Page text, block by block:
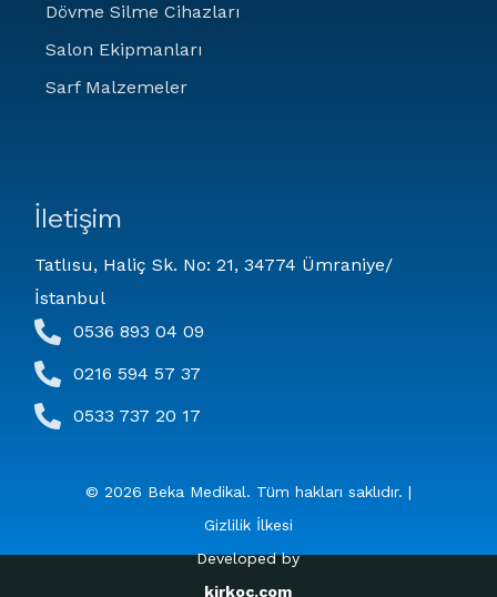
Dövme Silme Cihazları
Salon Ekipmanları
Sarf Malzemeler
İletişim
Tatlısu, Haliç Sk. No: 21, 34774 Ümraniye/
İstanbul
0536 893 04 09
0216 594 57 37
0533 737 20 17
© 2026 Beka Medikal. Tüm hakları saklıdır. |
Gizlilik İlkesi
Developed by
kirkoc.com